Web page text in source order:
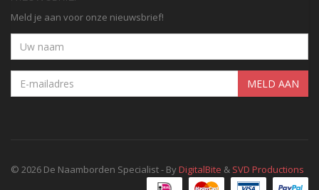
Meld je aan voor onze nieuwsbrief!
MELD AAN
© 2026 De Naamborden Specialist - ByDigitalBite & SVD Productions